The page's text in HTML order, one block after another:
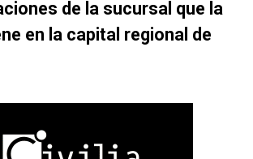
de la sucursal que la
en la capital regional de